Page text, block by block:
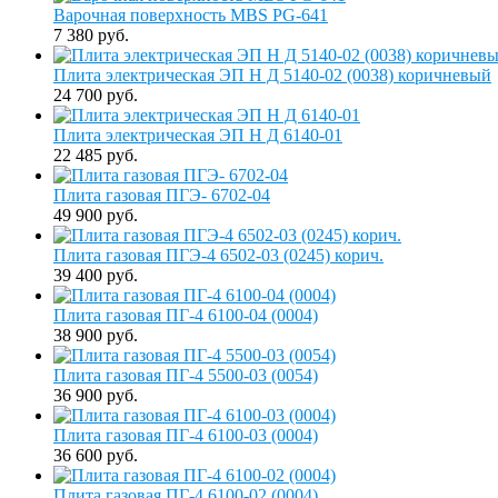
Варочная поверхность MBS PG-641
7 380 руб.
Плита электрическая ЭП Н Д 5140-02 (0038) коричневый
24 700 руб.
Плита электрическая ЭП Н Д 6140-01
22 485 руб.
Плита газовая ПГЭ- 6702-04
49 900 руб.
Плита газовая ПГЭ-4 6502-03 (0245) корич.
39 400 руб.
Плита газовая ПГ-4 6100-04 (0004)
38 900 руб.
Плита газовая ПГ-4 5500-03 (0054)
36 900 руб.
Плита газовая ПГ-4 6100-03 (0004)
36 600 руб.